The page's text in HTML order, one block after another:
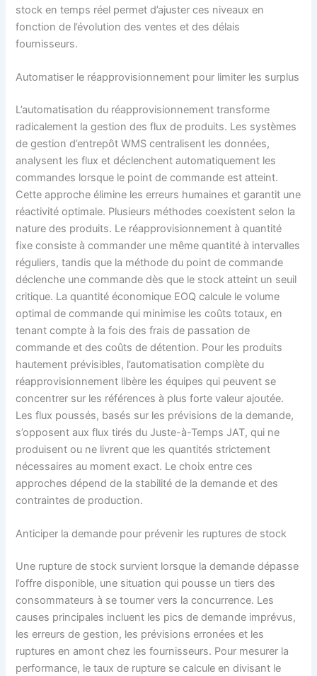
stock en temps réel permet d’ajuster ces niveaux en
fonction de l’évolution des ventes et des délais
fournisseurs.
Automatiser le réapprovisionnement pour limiter les surplus
L’automatisation du réapprovisionnement transforme
radicalement la gestion des flux de produits. Les systèmes
de gestion d’entrepôt WMS centralisent les données,
analysent les flux et déclenchent automatiquement les
commandes lorsque le point de commande est atteint.
Cette approche élimine les erreurs humaines et garantit une
réactivité optimale. Plusieurs méthodes coexistent selon la
nature des produits. Le réapprovisionnement à quantité
fixe consiste à commander une même quantité à intervalles
réguliers, tandis que la méthode du point de commande
déclenche une commande dès que le stock atteint un seuil
critique. La quantité économique EOQ calcule le volume
optimal de commande qui minimise les coûts totaux, en
tenant compte à la fois des frais de passation de
commande et des coûts de détention. Pour les produits
hautement prévisibles, l’automatisation complète du
réapprovisionnement libère les équipes qui peuvent se
concentrer sur les références à plus forte valeur ajoutée.
Les flux poussés, basés sur les prévisions de la demande,
s’opposent aux flux tirés du Juste-à-Temps JAT, qui ne
produisent ou ne livrent que les quantités strictement
nécessaires au moment exact. Le choix entre ces
approches dépend de la stabilité de la demande et des
contraintes de production.
Anticiper la demande pour prévenir les ruptures de stock
Une rupture de stock survient lorsque la demande dépasse
l’offre disponible, une situation qui pousse un tiers des
consommateurs à se tourner vers la concurrence. Les
causes principales incluent les pics de demande imprévus,
les erreurs de gestion, les prévisions erronées et les
ruptures en amont chez les fournisseurs. Pour mesurer la
performance, le taux de rupture se calcule en divisant le